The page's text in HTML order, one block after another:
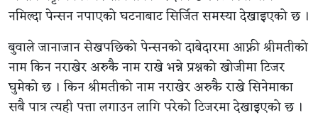
नमिल्दा पेन्सन नपाएको घटनाबाट सिर्जित समस्या देखाइएको छ ।
बुवाले जानाजान सेखपछिको पेन्सनको दाबेदारमा आफ्नी श्रीमतीको
नाम किन नराखेर अरुकै नाम राखे भन्ने प्रश्नको खोजीमा टिजर
घुमेको छ । किन श्रीमतीको नाम नराखेर अरुकै राखे सिनेमाका
सबै पात्र त्यही पत्ता लगाउन लागि परेको टिजरमा देखाइएको छ ।